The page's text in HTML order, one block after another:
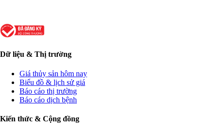
Dữ liệu & Thị trường
Giá thủy sản hôm nay
Biểu đồ & lịch sử giá
Báo cáo thị trường
Báo cáo dịch bệnh
Kiến thức & Cộng đồng